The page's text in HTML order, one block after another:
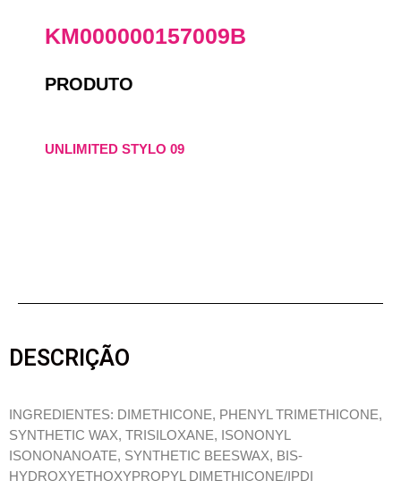
KM000000157009B
PRODUTO
UNLIMITED STYLO 09
DESCRIÇÃO
INGREDIENTES: DIMETHICONE, PHENYL TRIMETHICONE,
SYNTHETIC WAX, TRISILOXANE, ISONONYL
ISONONANOATE, SYNTHETIC BEESWAX, BIS-
HYDROXYETHOXYPROPYL DIMETHICONE/IPDI